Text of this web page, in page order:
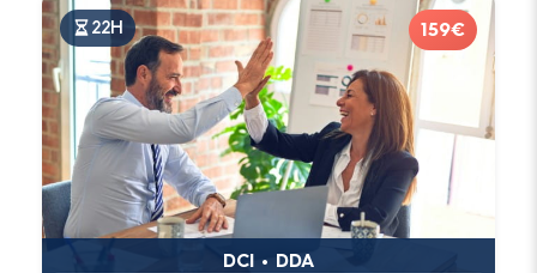
22H 159€
DCI • DDA